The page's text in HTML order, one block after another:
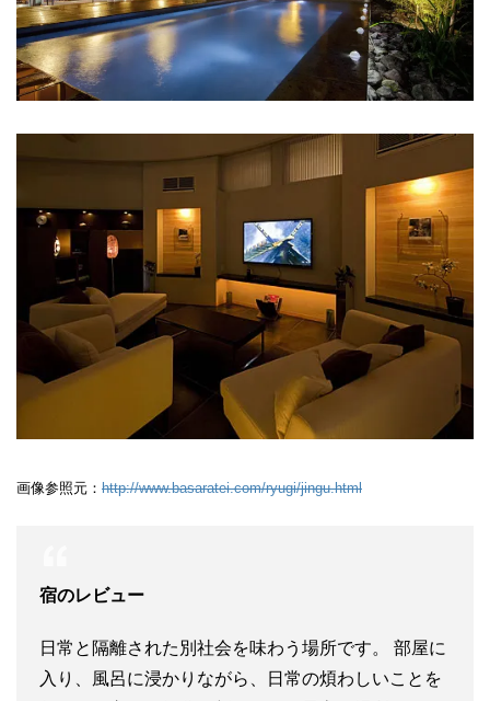
画像参照元： http://www.basaratei.com/ryugi/jingu.html
宿のレビュー
日常と隔離された別社会を味わう場所です。 部屋に
入り、風呂に浸かりながら、日常の煩わしいことを